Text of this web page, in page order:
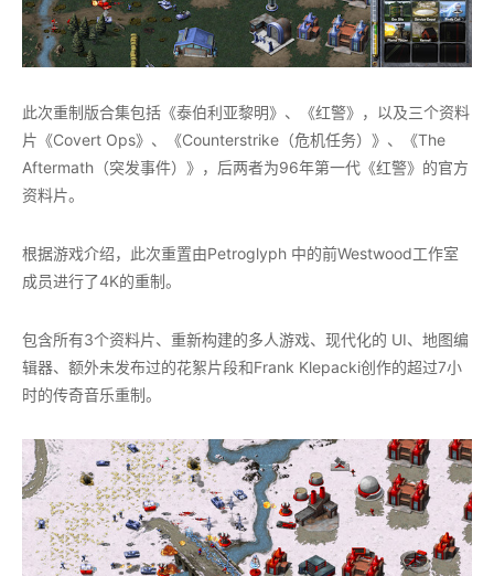
此次重制版合集包括《泰伯利亚黎明》、《红警》，以及三个资料
片《Covert Ops》、《Counterstrike（危机任务）》、《The
Aftermath（突发事件）》，后两者为96年第一代《红警》的官方
资料片。
根据游戏介绍，此次重置由Petroglyph 中的前Westwood工作室
成员进行了4K的重制。
包含所有3个资料片、重新构建的多人游戏、现代化的 UI、地图编
辑器、额外未发布过的花絮片段和Frank Klepacki创作的超过7小
时的传奇音乐重制。